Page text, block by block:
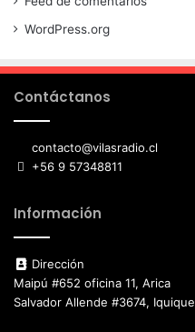
WordPress.org
Contáctanos
contacto@vilasradio.cl
+56 9 57348811
Información
Dirección
Maipú #652 oficina 11, Arica
Salvador Allende #3674, Iquique